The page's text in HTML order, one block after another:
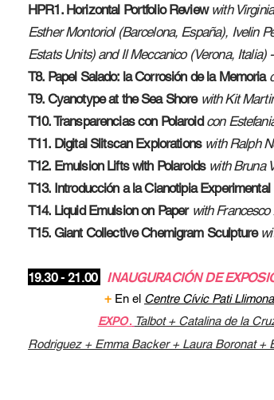
HPR1. Horizontal Portfolio Review with
Esther Montoriol (Barcelona, España), Ivelin
Estats Units) and Il Meccanico (Verona, Italia) -
T8. Papel Salado: la Corrosión de la Memoria
T9. Cyanotype at the Sea Shore with Kit
T10. Transparencias con Polaroidcon
T11. Digital Slitscan Explorations with Ralph
T12. Emulsion Lifts with Polaroids withBruna
T13. Introducción a la Cianotipia Experimental
T14. Liquid Emulsion on Paper with
T15. Giant Collective Chemigram Sculpture
19.30 - 21.00 INAUGURACIÓN DE
+ En el Centre Cívic Pati Llimona
EXPO . Talbot + Catalina de la
Rodriguez + Emma Backer + Laura Boronat +